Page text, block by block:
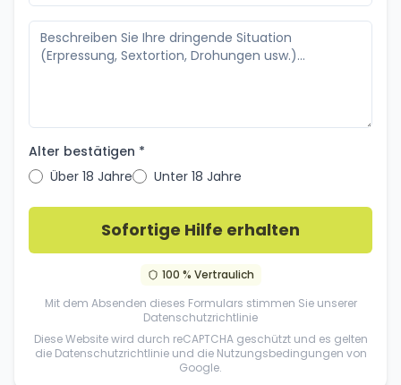
Alter bestätigen *
Über 18 Jahre
Unter 18 Jahre
Sofortige Hilfe erhalten
100 % Vertraulich
Mit dem Absenden dieses Formulars stimmen Sie unserer
Datenschutzrichtlinie
Diese Website wird durch reCAPTCHA geschützt und es gelten
die Datenschutzrichtlinie und die Nutzungsbedingungen von
Google.